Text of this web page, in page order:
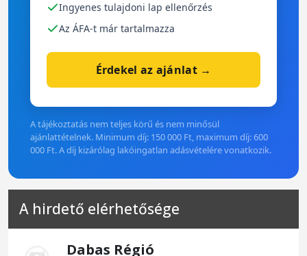
Ingyenes tulajdoni lap ellenőrzés
Az ÁFA-t már tartalmazza
Érdekel az ajánlat →
A tájékoztatás nem teljes körű és nem minősül
ajánlattételnek. Minimum díj: 150 000 Ft, maximum díj: 600
000 Ft. A díj kizárólag lakóingatlan adásvételére vonatkozik.
A hirdető elérhetősége
Dabas Régió